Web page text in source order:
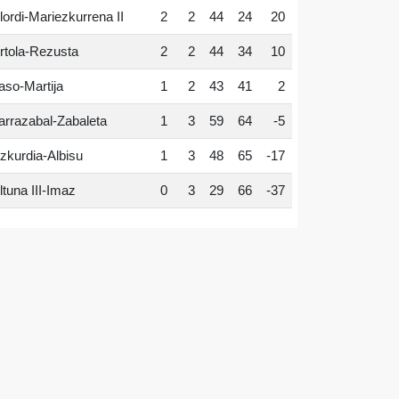
Mariezkurrena II 2 2 44 24 20
Rezusta 2 2 44 34 10
Martija 1 2 43 41 2
Zabaleta 1 3 59 64 -5
Albisu 1 3 48 65 -17
III-Imaz 0 3 29 66 -37